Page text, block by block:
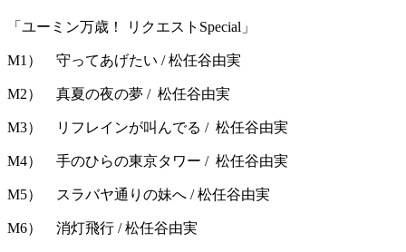
「ユーミン万歳！ リクエストSpecial」
M1） 守ってあげたい / 松任谷由実
M2） 真夏の夜の夢 / 松任谷由実
M3） リフレインが叫んでる / 松任谷由実
M4） 手のひらの東京タワー / 松任谷由実
M5） スラバヤ通りの妹へ / 松任谷由実
M6） 消灯飛行 / 松任谷由実